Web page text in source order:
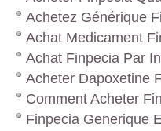
Achetez Générique
Achat Medicament
Achat Finpecia Par
Acheter Dapoxetine
Comment Acheter
Finpecia Generique